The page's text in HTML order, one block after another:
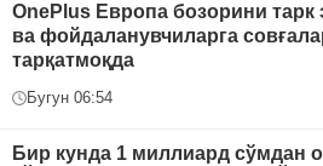
OnePlus Европа бозорини тарк
ва фойдаланувчиларга
тарқатмоқда
Бугун 06:54
Бир кунда 1 миллиард сўмдан